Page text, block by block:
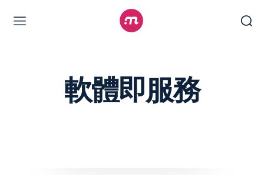
Branding & visual design
E-commerce development
軟體即服務